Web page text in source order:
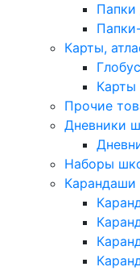
Папки
Карты,
Карты
Прочие
Дневники
Наборы
Карандаши